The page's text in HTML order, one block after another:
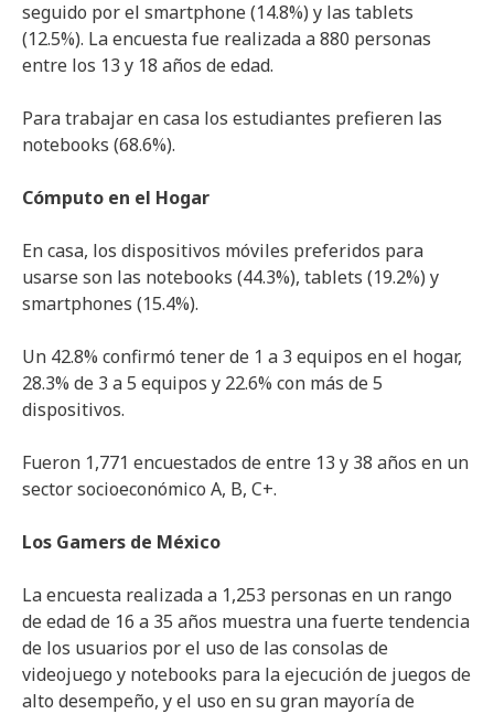
seguido por el smartphone (14.8%) y las tablets
(12.5%). La encuesta fue realizada a 880 personas
entre los 13 y 18 años de edad.
Para trabajar en casa los estudiantes prefieren las
notebooks (68.6%).
Cómputo en el Hogar
En casa, los dispositivos móviles preferidos para
usarse son las notebooks (44.3%), tablets (19.2%) y
smartphones (15.4%).
Un 42.8% confirmó tener de 1 a 3 equipos en el hogar,
28.3% de 3 a 5 equipos y 22.6% con más de 5
dispositivos.
Fueron 1,771 encuestados de entre 13 y 38 años en un
sector socioeconómico A, B, C+.
Los Gamers de México
La encuesta realizada a 1,253 personas en un rango
de edad de 16 a 35 años muestra una fuerte tendencia
de los usuarios por el uso de las consolas de
videojuego y notebooks para la ejecución de juegos de
alto desempeño, y el uso en su gran mayoría de